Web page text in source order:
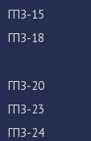
ГПЗ-15
ГПЗ-18
ГПЗ-20
ГПЗ-23
ГПЗ-24